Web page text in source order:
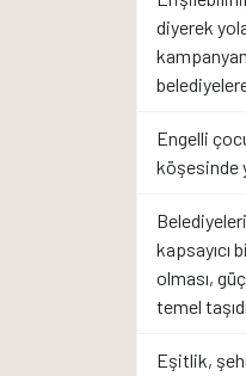
diyerek yola
Engelli
köşesinde
kapsayıcı
olması,
temel
Eşitlik,